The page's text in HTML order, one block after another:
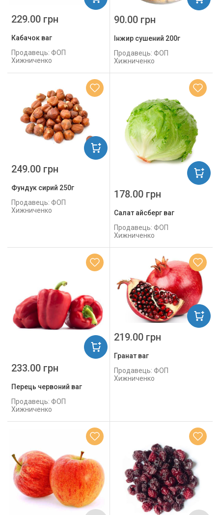
Кабачок ваг
Продавець: ФОП
Хижниченко
229.00 грн
Інжир сушений 200г
Продавець: ФОП
Хижниченко
90.00 грн
Фундук сирий 250г
Продавець: ФОП
Хижниченко
249.00 грн
Салат айсберг ваг
Продавець: ФОП
Хижниченко
178.00 грн
Перець червоний ваг
Продавець: ФОП
Хижниченко
233.00 грн
Гранат ваг
Продавець: ФОП
Хижниченко
219.00 грн